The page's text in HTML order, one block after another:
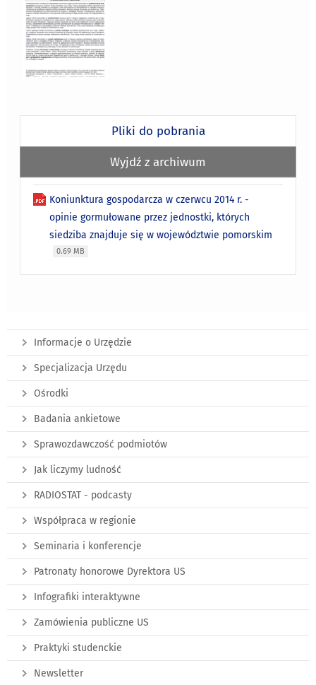
Pliki do pobrania
Wyjdź z archiwum
Koniunktura gospodarcza w czerwcu 2014 r. -
opinie gormułowane przez jednostki, których
siedziba znajduje się w województwie pomorskim
0.69 MB
Informacje o Urzędzie
Specjalizacja Urzędu
Ośrodki
Badania ankietowe
Sprawozdawczość podmiotów
Jak liczymy ludność
RADIOSTAT - podcasty
Współpraca w regionie
Seminaria i konferencje
Patronaty honorowe Dyrektora US
Infografiki interaktywne
Zamówienia publiczne US
Praktyki studenckie
Newsletter